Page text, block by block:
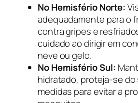
No Hemisfério Norte:
adequadamente para o
contra gripes e
cuidado ao dirigir em
neve ou gelo.
No Hemisfério Sul:
hidratado, proteja-se do
medidas para evitar a